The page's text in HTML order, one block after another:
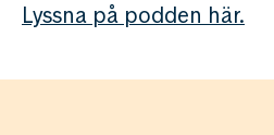
Lyssna på podden här.